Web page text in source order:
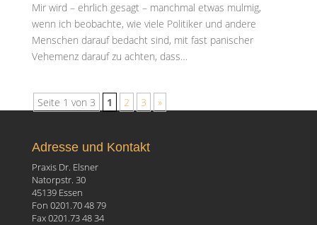
Mir wird – ehrlich gesagt – manchmal etwas mulmig,
wenn ich beobachte, wie viele Politiker und andere
Menschen darauf bedacht sind, mit fast panischer
Vehemenz darauf zu achten, dass…
Seite 1 von 3 1 2 3 »
Adresse und Kontakt
Praxis Dr. Elsner
Natorpstr. 30
45139 Essen
Fon 0201.70 48 79
Fax 0201.73 48 34